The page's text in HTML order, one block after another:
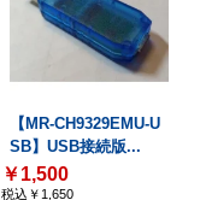
【MR-CH9329EMU-U
SB】USB接続版...
￥1,500
税込￥1,650